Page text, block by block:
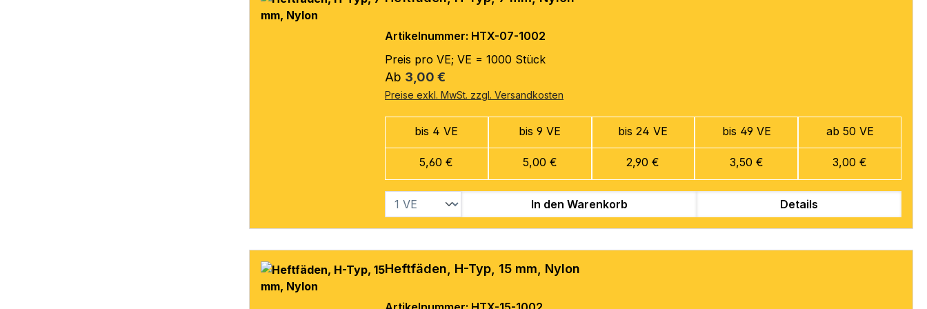
Artikelnummer: HTX-07-1002
Preis pro VE; VE = 1000 Stück
Regulärer Preis:
Ab 3,00 €
Preise exkl. MwSt. zzgl. Versandkosten
bis 4 VE
5,60 €
bis 9 VE
5,00 €
bis 24 VE
2,90 €
bis 49 VE
3,50 €
ab 50 VE
3,00 €
In den Warenkorb Details
Heftfäden, H-Typ, 15 mm, Nylon